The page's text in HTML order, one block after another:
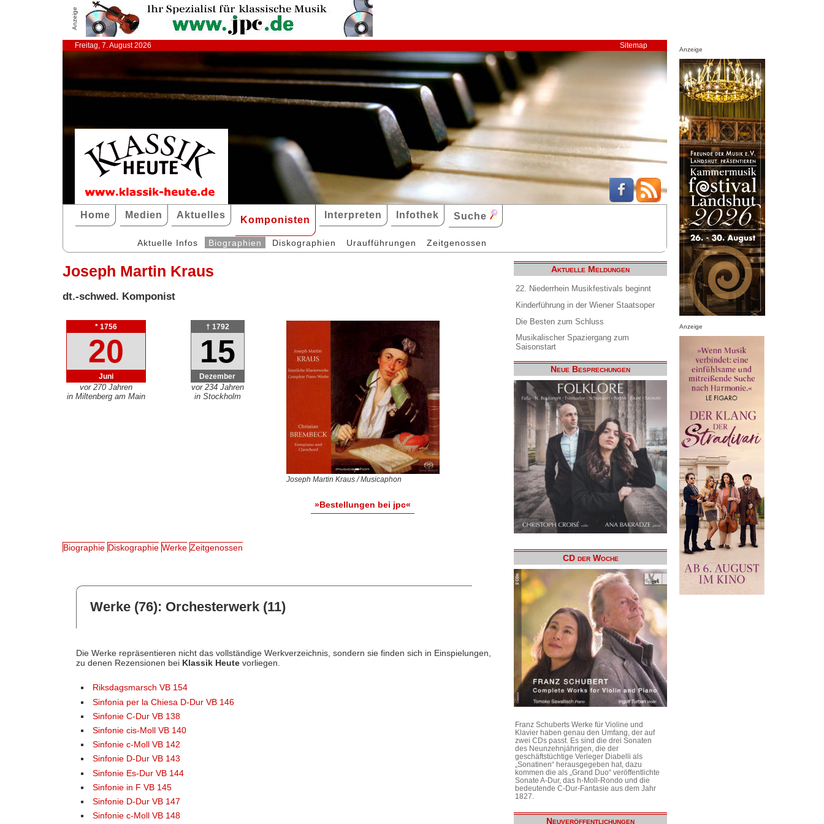
Anzeige
Freitag, 7. August 2026 Sitemap
Home Medien Aktuelles Komponisten Interpreten Infothek Suche
Aktuelle Infos Biographien Diskographien Uraufführungen Zeitgenossen
Joseph Martin Kraus
dt.-schwed. Komponist
* 1756
20
Juni
vor 270 Jahren
in Miltenberg am Main
† 1792
15
Dezember
vor 234 Jahren
in Stockholm
Joseph Martin Kraus / Musicaphon
»Bestellungen bei jpc«
Biographie Diskographie Werke Zeitgenossen
Werke (76): Orchesterwerk (11)
Die Werke repräsentieren nicht das vollständige Werkverzeichnis, sondern sie finden sich in Einspielungen,
zu denen Rezensionen bei Klassik Heutevorliegen.
Riksdagsmarsch VB 154
Sinfonia per la Chiesa D-Dur VB 146
Sinfonie C-Dur VB 138
Sinfonie cis-Moll VB 140
Sinfonie c-Moll VB 142
Sinfonie D-Dur VB 143
Sinfonie Es-Dur VB 144
Sinfonie in F VB 145
Sinfonie D-Dur VB 147
Sinfonie c-Moll VB 148
Aktuelle Meldungen
22. Niederrhein Musikfestivals beginnt
Kinderführung in der Wiener Staatsoper
Die Besten zum Schluss
Musikalischer Spaziergang zum
Saisonstart
Neue Besprechungen
CD der Woche
Franz Schuberts Werke für Violine und
Klavier haben genau den Umfang, der auf
zwei CDs passt. Es sind die drei Sonaten
des Neunzehnjährigen, die der
geschäftstüchtige Verleger Diabelli als
„Sonatinen“ herausgegeben hat, dazu
kommen die als „Grand Duo“ veröffentlichte
Sonate A-Dur, das h-Moll-Rondo und die
bedeutende C-Dur-Fantasie aus dem Jahr
1827.
Neuveröffentlichungen
Anzeige
Anzeige